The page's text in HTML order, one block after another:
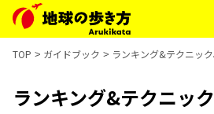
TOP ガイドブック ランキング&テクニッ
ランキング&テクニッ